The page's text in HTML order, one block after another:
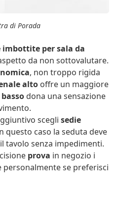
di Porada
imbottite per sala da
da non sottovalutare.
, non troppo rigida
alto offre un maggiore
basso dona una sensazione
scegli sedie
questo caso la seduta deve
tavolo senza impedimenti.
prova in negozio i
se preferisci